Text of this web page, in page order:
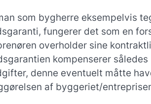
som bygherre eksempelvis
fungerer det som en
overholder sine
kompenserer
denne eventuelt måtte
af byggeriet/